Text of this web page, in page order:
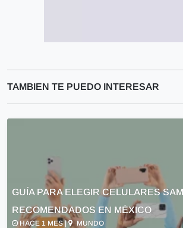
TAMBIEN TE PUEDO INTERESAR
GUÍA PARA ELEGIR CELULARES
RECOMENDADOS EN MÉXICO
HACE 1 MES | MUNDO